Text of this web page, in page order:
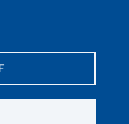
07041 Alghero